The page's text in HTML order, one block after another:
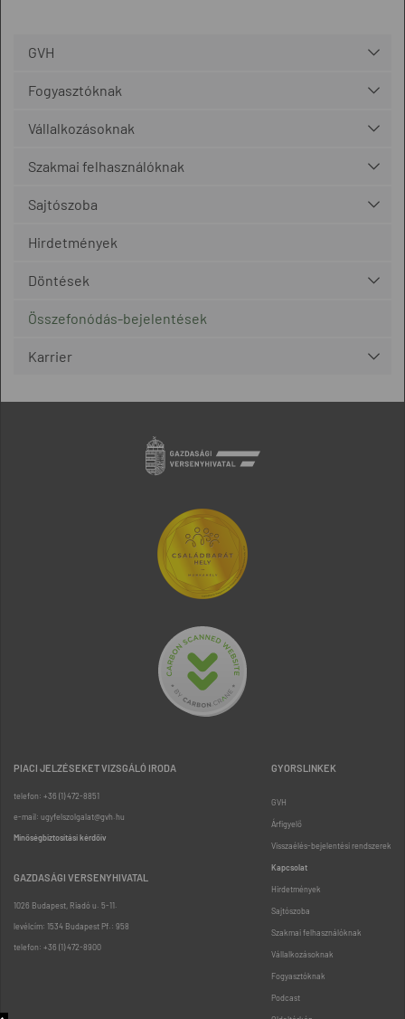
GVH
Fogyasztóknak
Vállalkozásoknak
Szakmai felhasználóknak
Sajtószoba
Hirdetmények
Döntések
Összefonódás-bejelentések
Karrier
PIACI JELZÉSEKET VIZSGÁLÓ IRODA
telefon: +36 (1) 472-8851
e-mail: ugyfelszolgalat@gvh.hu
Minőségbiztosítási kérdőív
GAZDASÁGI VERSENYHIVATAL
1026 Budapest, Riadó u. 5-11.
levélcím: 1534 Budapest Pf.: 958
telefon: +36 (1) 472-8900
GYORSLINKEK
GVH
Árfigyelő
Visszaélés-bejelentési rendszerek
Kapcsolat
Hirdetmények
Sajtószoba
Szakmai felhasználóknak
Vállalkozásoknak
Fogyasztóknak
Podcast